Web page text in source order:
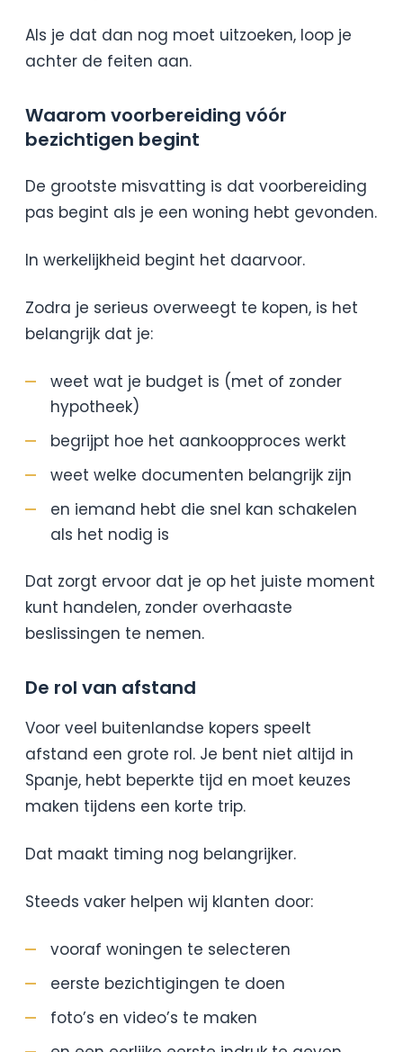
Als je dat dan nog moet uitzoeken, loop je
achter de feiten aan.
Waarom voorbereiding vóór
bezichtigen begint
De grootste misvatting is dat voorbereiding
pas begint als je een woning hebt gevonden.
In werkelijkheid begint het daarvoor.
Zodra je serieus overweegt te kopen, is het
belangrijk dat je:
weet wat je budget is (met of zonder
hypotheek)
begrijpt hoe het aankoopproces werkt
weet welke documenten belangrijk zijn
en iemand hebt die snel kan schakelen
als het nodig is
Dat zorgt ervoor dat je op het juiste moment
kunt handelen, zonder overhaaste
beslissingen te nemen.
De rol van afstand
Voor veel buitenlandse kopers speelt
afstand een grote rol. Je bent niet altijd in
Spanje, hebt beperkte tijd en moet keuzes
maken tijdens een korte trip.
Dat maakt timing nog belangrijker.
Steeds vaker helpen wij klanten door:
vooraf woningen te selecteren
eerste bezichtigingen te doen
foto’s en video’s te maken